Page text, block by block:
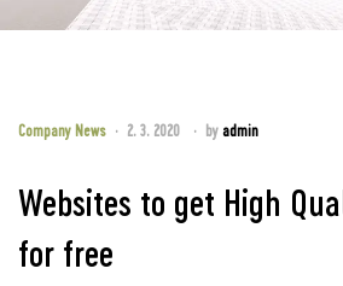
Company News 2. 3. 2020 by admin
Websites to get High
for free